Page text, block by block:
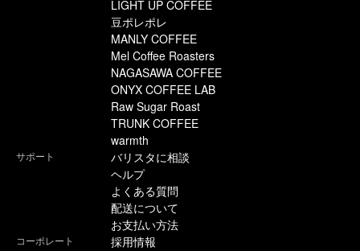
LIGHT UP COFFEE
豆ポレポレ
MANLY COFFEE
Mel Coffee Roasters
NAGASAWA COFFEE
ONYX COFFEE LAB
Raw Sugar Roast
TRUNK COFFEE
warmth
サポート
バリスタに相談
ヘルプ
よくある質問
配送について
お支払い方法
コーポレート
採用情報